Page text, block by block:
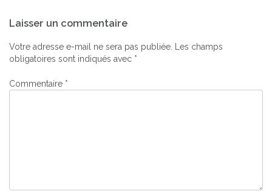
de
l’article
Laisser un commentaire
Votre adresse e-mail ne sera pas publiée. Les champs
obligatoires sont indiqués avec *
Commentaire *